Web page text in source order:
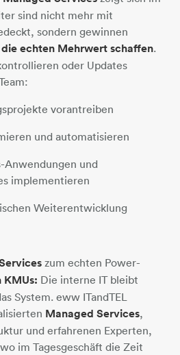
sind nicht mehr mit
sondern gewinnen
echten Mehrwert schaffen.
oder Updates
vorantreiben
und automatisieren
Anwendungen und
implementieren
Weiterentwicklung
zum echten Power-
KMUs: Die interne IT bleibt
System. eww ITandTEL
Managed Services,
und erfahrenen Experten,
im Tagesgeschäft die Zeit